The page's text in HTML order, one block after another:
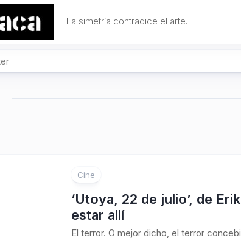
La simetría contradice el arte.
Cine
‘Utoya, 22 de julio’, de
estar allí
El terror. O mejor dicho, el terror